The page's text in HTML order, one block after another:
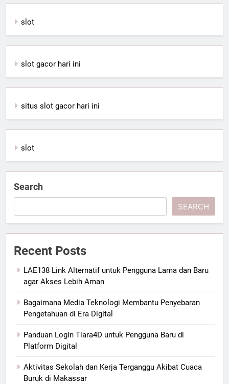
slot
slot gacor hari ini
situs slot gacor hari ini
slot
Search
SEARCH
Recent Posts
LAE138 Link Alternatif untuk Pengguna Lama dan Baru
agar Akses Lebih Aman
Bagaimana Media Teknologi Membantu Penyebaran
Pengetahuan di Era Digital
Panduan Login Tiara4D untuk Pengguna Baru di
Platform Digital
Aktivitas Sekolah dan Kerja Terganggu Akibat Cuaca
Buruk di Makassar